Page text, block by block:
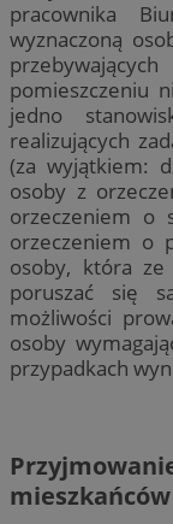
pracownika
wyznaczoną
pomieszczeniu
jedno
realizujących
(za wyjątkiem:
osoby z
orzeczeniem o
orzeczeniem o
osoby, która
poruszać się
możliwości
osoby
przypadkach
mieszkańców